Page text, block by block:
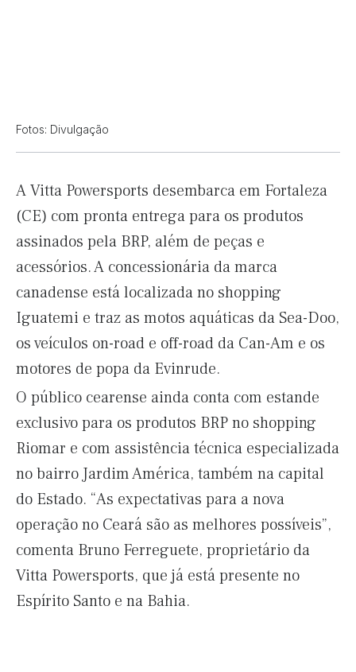
Fotos: Divulgação
A Vitta Powersports desembarca em Fortaleza
(CE) com pronta entrega para os produtos
assinados pela BRP, além de peças e
acessórios. A concessionária da marca
canadense está localizada no shopping
Iguatemi e traz as motos aquáticas da Sea-Doo,
os veículos on-road e off-road da Can-Am e os
motores de popa da Evinrude.
O público cearense ainda conta com estande
exclusivo para os produtos BRP no shopping
Riomar e com assistência técnica especializada
no bairro Jardim América, também na capital
do Estado. “As expectativas para a nova
operação no Ceará são as melhores possíveis”,
comenta Bruno Ferreguete, proprietário da
Vitta Powersports, que já está presente no
Espírito Santo e na Bahia.